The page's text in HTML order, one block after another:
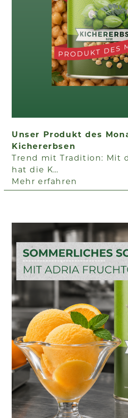
Unser Produkt des
Kichererbsen
Trend mit Tradition: Mit
hat die K…
Mehr erfahren